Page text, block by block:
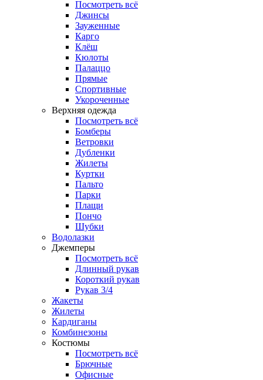
Посмотреть всё
Джинсы
Зауженные
Карго
Клёш
Кюлоты
Палаццо
Прямые
Спортивные
Укороченные
Верхняя одежда
Посмотреть всё
Бомберы
Ветровки
Дубленки
Жилеты
Куртки
Пальто
Парки
Плащи
Пончо
Шубки
Водолазки
Джемперы
Посмотреть всё
Длинный рукав
Короткий рукав
Рукав 3/4
Жакеты
Жилеты
Кардиганы
Комбинезоны
Костюмы
Посмотреть всё
Брючные
Офисные